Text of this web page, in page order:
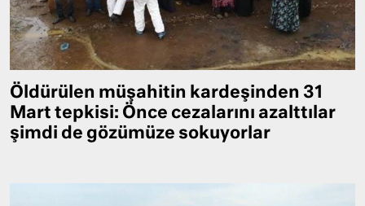
Öldürülen müşahitin kardeşinden 31
Mart tepkisi: Önce cezalarını azalttılar
şimdi de gözümüze sokuyorlar